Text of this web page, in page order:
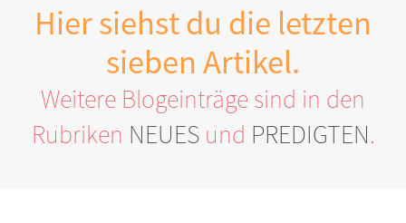
Hier siehst du die letzten
sieben Artikel.
Weitere Blogeinträge sind in den
Rubriken NEUESund PREDIGTEN.